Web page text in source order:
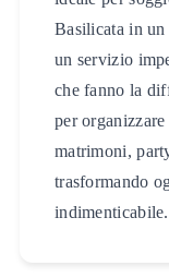
Basilicata in un
un servizio
che fanno la
per
matrimoni,
trasformando
indimenticabile.